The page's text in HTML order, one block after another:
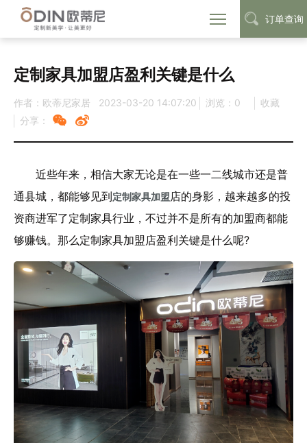
订单查询
首页> 定制家具加盟> 定制家具加盟店
定制家具加盟店盈利关键是什么
作者：欧蒂尼家居 2023-03-20 14:07:20 浏览： 0
收藏
分享：
近些年来，相信大家无论是在一些一二线城市还是普
通县城，都能够见到定制家具加盟店的身影，越来越多的投
资商进军了定制家具行业，不过并不是所有的加盟商都能
够赚钱。那么定制家具加盟店盈利关键是什么呢?